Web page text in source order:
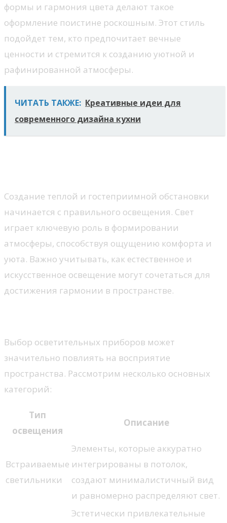
формы и гармония цвета делают такое
оформление поистине роскошным. Этот стиль
подойдет тем, кто предпочитает вечные
ценности и стремится к созданию уютной и
рафинированной атмосферы.
ЧИТАТЬ ТАКЖЕ: Креативные идеи для
современного дизайна кухни
Создание теплой и гостеприимной обстановки
начинается с правильного освещения. Свет
играет ключевую роль в формировании
атмосферы, способствуя ощущению комфорта и
уюта. Важно учитывать, как естественное и
искусственное освещение могут сочетаться для
достижения гармонии в пространстве.
Выбор осветительных приборов может
значительно повлиять на восприятие
пространства. Рассмотрим несколько основных
категорий:
Тип
освещения
Описание
Встраиваемые
светильники
Элементы, которые аккуратно
интегрированы в потолок,
создают минималистичный вид
и равномерно распределяют свет.
Эстетически привлекательные